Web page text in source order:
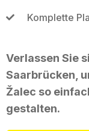
Komplette
Verlassen Sie
Saarbrücken,
Žalec so
gestalten.